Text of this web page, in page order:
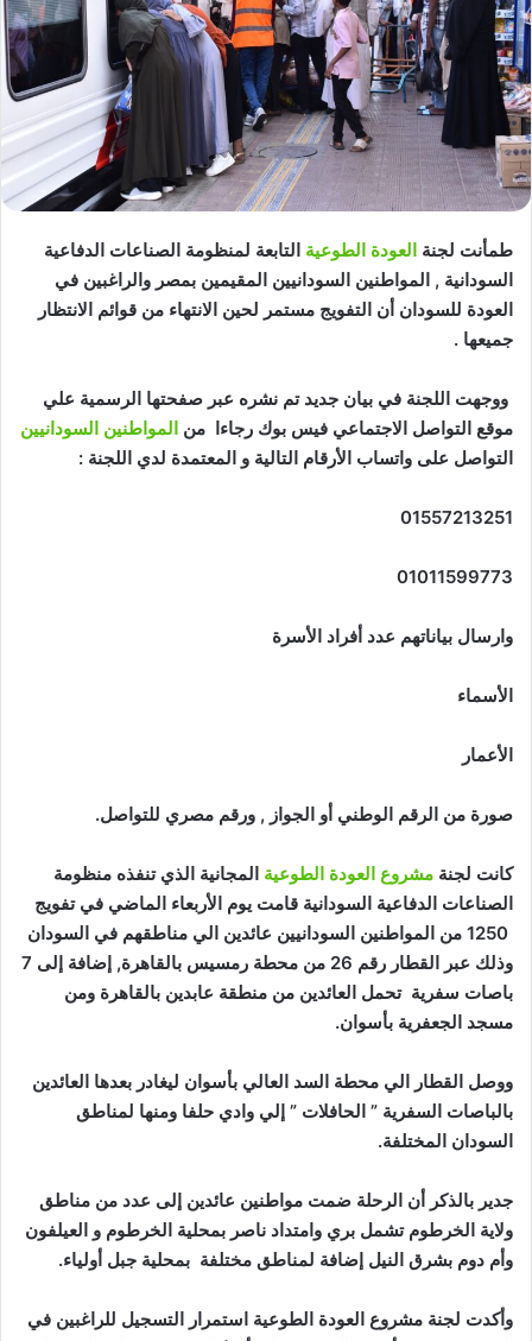
طمأنت لجنة العودة الطوعية التابعة لمنظومة الصناعات الدفاعية
السودانية , المواطنين السودانيين المقيمين بمصر والراغبين في
العودة للسودان أن التفويج مستمر لحين الانتهاء من قوائم الانتظار
جميعها .
ووجهت اللجنة في بيان جديد تم نشره عبر صفحتها الرسمية علي
موقع التواصل الاجتماعي فيس بوك رجاءا من المواطنين السودانيين
التواصل على واتساب الأرقام التالية و المعتمدة لدي اللجنة :
01557213251
01011599773
وارسال بياناتهم عدد أفراد الأسرة
الأسماء
الأعمار
صورة من الرقم الوطني أو الجواز , ورقم مصري للتواصل.
كانت لجنة مشروع العودة الطوعية المجانية الذي تنفذه منظومة
الصناعات الدفاعية السودانية قامت يوم الأربعاء الماضي في تفويج
1250 من المواطنين السودانيين عائدين الي مناطقهم في السودان
وذلك عبر القطار رقم 26 من محطة رمسيس بالقاهرة, إضافة إلى 7
باصات سفرية تحمل العائدين من منطقة عابدين بالقاهرة ومن
مسجد الجعفرية بأسوان.
ووصل القطار الي محطة السد العالي بأسوان ليغادر بعدها العائدين
بالباصات السفرية ” الحافلات ” إلي وادي حلفا ومنها لمناطق
السودان المختلفة.
جدير بالذكر أن الرحلة ضمت مواطنين عائدين إلى عدد من مناطق
ولاية الخرطوم تشمل بري وامتداد ناصر بمحلية الخرطوم و العيلفون
وأم دوم بشرق النيل إضافة لمناطق مختلفة بمحلية جبل أولياء.
وأكدت لجنة مشروع العودة الطوعية استمرار التسجيل للراغبين في